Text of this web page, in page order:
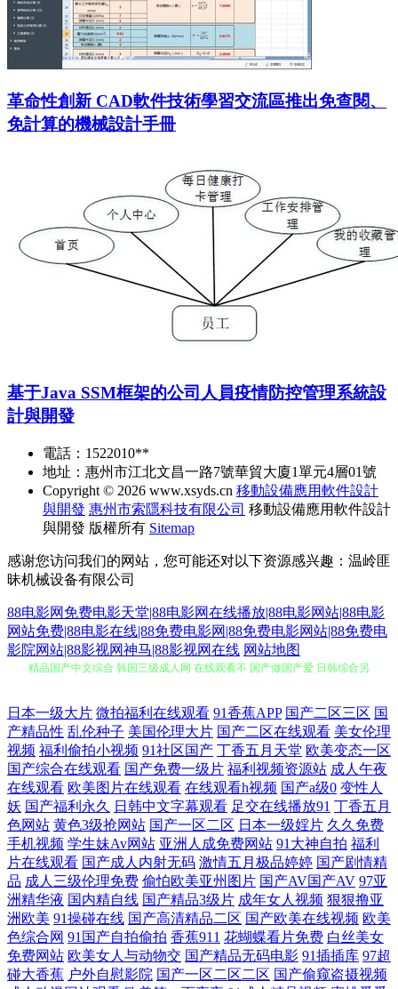
革命性創新 CAD軟件技術學習交流區推出免查閱、
免計算的機械設計手冊
基于Java SSM框架的公司人員疫情防控管理系統設
計與開發
電話：1522010**
地址：惠州市江北文昌一路7號華貿大廈1單元4層01號
Copyright © 2026 www.xsyds.cn 移動設備應用軟件設計
與開發 惠州市索隱科技有限公司 移動設備應用軟件設計
與開發 版權所有 Sitemap
感谢您访问我们的网站，您可能还对以下资源感兴趣：温岭匪
昧机械设备有限公司
88电影网免费电影天堂|88电影网在线播放|88电影网站|88电影
网站免费|88电影在线|88免费电影网|88免费电影网站|88免费电
影院网站|88影视网神马|88影视网在线 网站地图
精品国产中文综合 韩国三级成人网 在线观看不 国产做国产爱 日韩综合另
公园tv 日本高清乱码中文字幕 91人妻爽 九一新址z叉57 性爱一级视频巨乳
福利合集92午夜 秋霞国产午夜伦午 18福利视频导航 久久久草国产 在线免
费看电影 麻花豆传媒剧国产MV在 99国产精品免费 欧美一区二区三区在
线 精品一区美女视频 宅男热播影视剧 国偷传媒 色色资源免费服务平台 操
碰国产 另类视频 亚洲国产影片在线观看 日本丰满护士bbw 最新国产欧美
激情在线 精品在线视 五月天电影网 肏逼电影在线观看 视频中文字幕 电影
日本一级大片 微拍福利在线观看 91香蕉APP 国产二区三区 国
产精品性 乱伦种子 美国伦理大片 国产二区在线观看 美女伦理
视频 福利偷拍小视频 91社区国产 丁香五月天堂 欧美变态一区
国产综合在线观看 国产免费一级片 福利视频资源站 成人午夜
在线观看 欧美图片在线观看 在线观看h视频 国产a级0 变性人
妖 国产福利永久 日韩中文字幕观看 足交在线播放91 丁香五月
色网站 黄色3级抢网站 国产一区二区 日本一级婬片 久久免费
手机视频 学生妹Av网站 亚洲人成免费网站 91大神自拍 福利
片在线观看 国产成人内射无码 激情五月极品婷婷 国产剧情精
品 成人三级伦理免费 偷怕欧美亚州图片 国产AV国产AV 97亚
洲精华液 国内精自线 国产精品3级片 成年女人视频 狠狠撸亚
洲欧美 91操碰在线 国产高清精品二区 国产欧美在线视频 欧美
色综合网 91国产自拍偷拍 香蕉911 花蝴蝶看片免费 白丝美女
免费网站 欧美女人与动物交 国产精品无码电影 91插插库 97超
碰大香蕉 户外自慰影院 国产一区二区二区 国产偷窥盗摄视频